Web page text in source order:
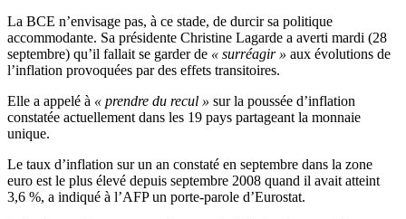
La BCE n’envisage pas, à ce stade, de durcir sa politique
accommodante. Sa présidente Christine Lagarde a averti mardi (28
septembre) qu’il fallait se garder de « surréagir » aux évolutions de
l’inflation provoquées par des effets transitoires.
Elle a appelé à « prendre du recul » sur la poussée d’inflation
constatée actuellement dans les 19 pays partageant la monnaie
unique.
Le taux d’inflation sur un an constaté en septembre dans la zone
euro est le plus élevé depuis septembre 2008 quand il avait atteint
3,6 %, a indiqué à l’AFP un porte-parole d’Eurostat.